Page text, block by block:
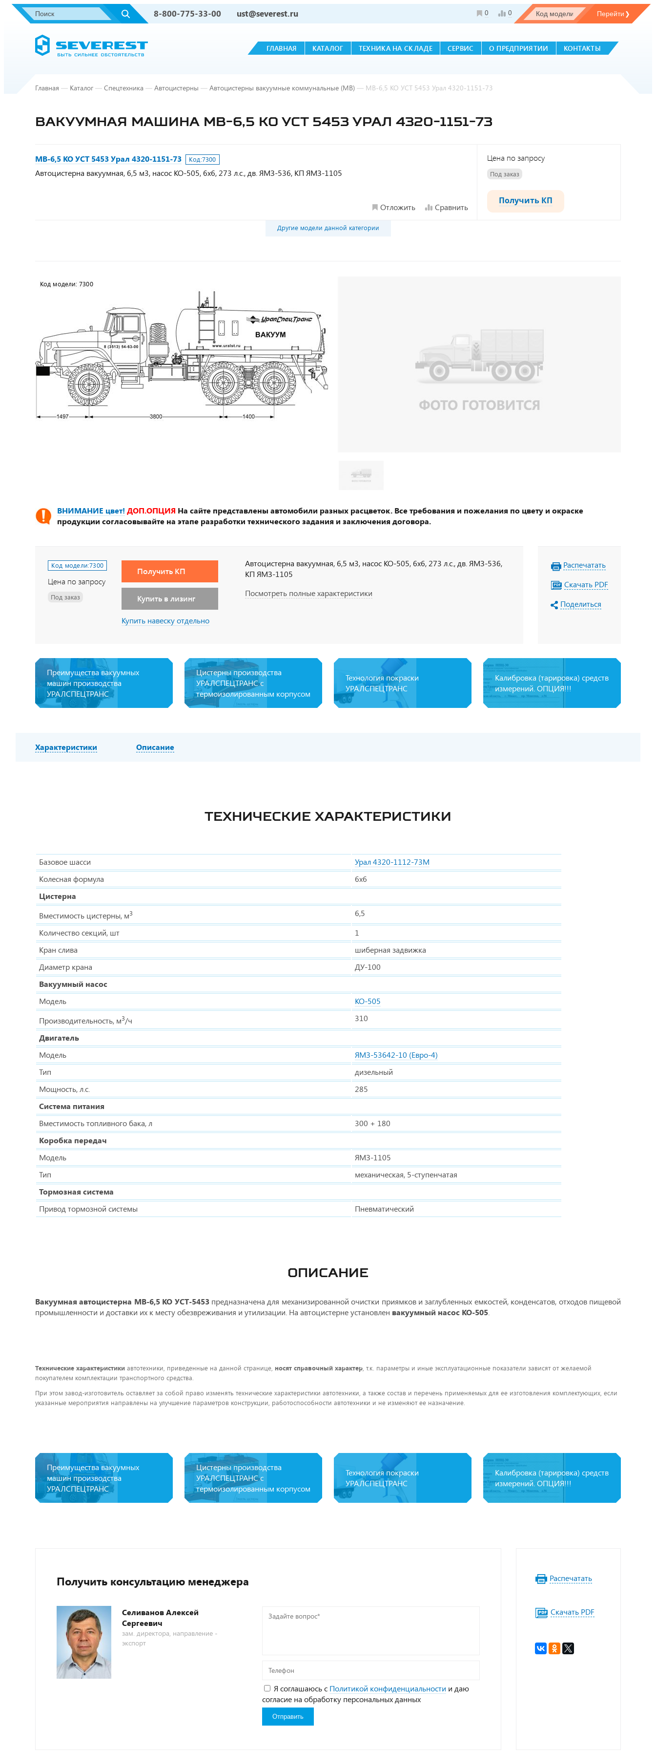
8-800-775-33-00 ust@severest.ru 0 0
ГЛАВНАЯ КАТАЛОГ ТЕХНИКА НА СКЛАДЕ СЕРВИС О ПРЕДПРИЯТИИ КОНТАКТЫ
Главная — Каталог — Спецтехника — Автоцистерны — Автоцистерны вакуумные коммунальные (МВ) — МВ-6,5 КО УСТ 5453 Урал 4320-1151-73
ВАКУУМНАЯ МАШИНА МВ-6,5 КО УСТ 5453 УРАЛ 4320-1151-73
МВ-6,5 КО УСТ 5453 Урал 4320-1151-73 Код:7300
Автоцистерна вакуумная, 6,5 м3, насос КО-505, 6х6, 273 л.с., дв. ЯМЗ-536, КП ЯМЗ-1105
Отложить Сравнить
Цена по запросу
Под заказ
Получить КП
Другие модели данной категории
ВНИМАНИЕ цвет! ДОП.ОПЦИЯ На сайте представлены автомобили разных расцветок. Все требования и пожелания по цвету и окраске
продукции согласовывайте на этапе разработки технического задания и заключения договора.
Код модели:7300
Цена по запросу
Под заказ
Получить КП
Купить в лизинг
Купить навеску отдельно
Автоцистерна вакуумная, 6,5 м3, насос КО-505, 6х6, 273 л.с., дв. ЯМЗ-536,
КП ЯМЗ-1105
Посмотреть полные характеристики
Распечатать
Скачать PDF
Поделиться
Преимущества вакуумных
машин производства
УРАЛСПЕЦТРАНС
Цистерны производства
УРАЛСПЕЦТРАНС с
термоизолированным корпусом
Технология покраски
УРАЛСПЕЦТРАНС
Калибровка (тарировка) средств
измерений. ОПЦИЯ!!!
Характеристики Описание
ТЕХНИЧЕСКИЕ ХАРАКТЕРИСТИКИ
Базовое шасси
Урал 4320-1112-73М
Колесная формула
6x6
Цистерна
Вместимость цистерны, м3
6,5
Количество секций, шт
1
Кран слива
шиберная задвижка
Диаметр крана
ДУ-100
Вакуумный насос
Модель
КО-505
Производительность, м3/ч
310
Двигатель
Модель
ЯМЗ-53642-10 (Евро-4)
Тип
дизельный
Мощность, л.с.
285
Система питания
Вместимость топливного бака, л
300 + 180
Коробка передач
Модель
ЯМЗ-1105
Тип
механическая, 5-ступенчатая
Тормозная система
Привод тормозной системы
Пневматический
ОПИСАНИЕ
Вакуумная автоцистерна МВ-6,5 КО УСТ-5453предназначена для механизированной очистки приямков и заглубленных емкостей, конденсатов, отходов пищевой
промышленности и доставки их к месту обезвреживания и утилизации. На автоцистерне установлен вакуумный насос КО-505
Технические характеристики автотехники, приведенные на данной странице, носят справочный характер, т.к. параметры и иные эксплуатационные показатели зависят от желаемой
покупателем комплектации транспортного средства.
При этом завод-изготовитель оставляет за собой право изменять технические характеристики автотехники, а также состав и перечень применяемых для ее изготовления комплектующих, если
указанные мероприятия направлены на улучшение параметров конструкции, работоспособности автотехники и не изменяют ее назначение.
Преимущества вакуумных
машин производства
УРАЛСПЕЦТРАНС
Цистерны производства
УРАЛСПЕЦТРАНС с
термоизолированным корпусом
Технология покраски
УРАЛСПЕЦТРАНС
Калибровка (тарировка) средств
измерений. ОПЦИЯ!!!
Получить консультацию менеджера
Селиванов Алексей
Сергеевич
зам. директора, направление -
экспорт
Задайте
Телефон
Я соглашаюсь с Политикой конфиденциальности и даю
согласие на обработку персональных данных
Распечатать
Скачать PDF